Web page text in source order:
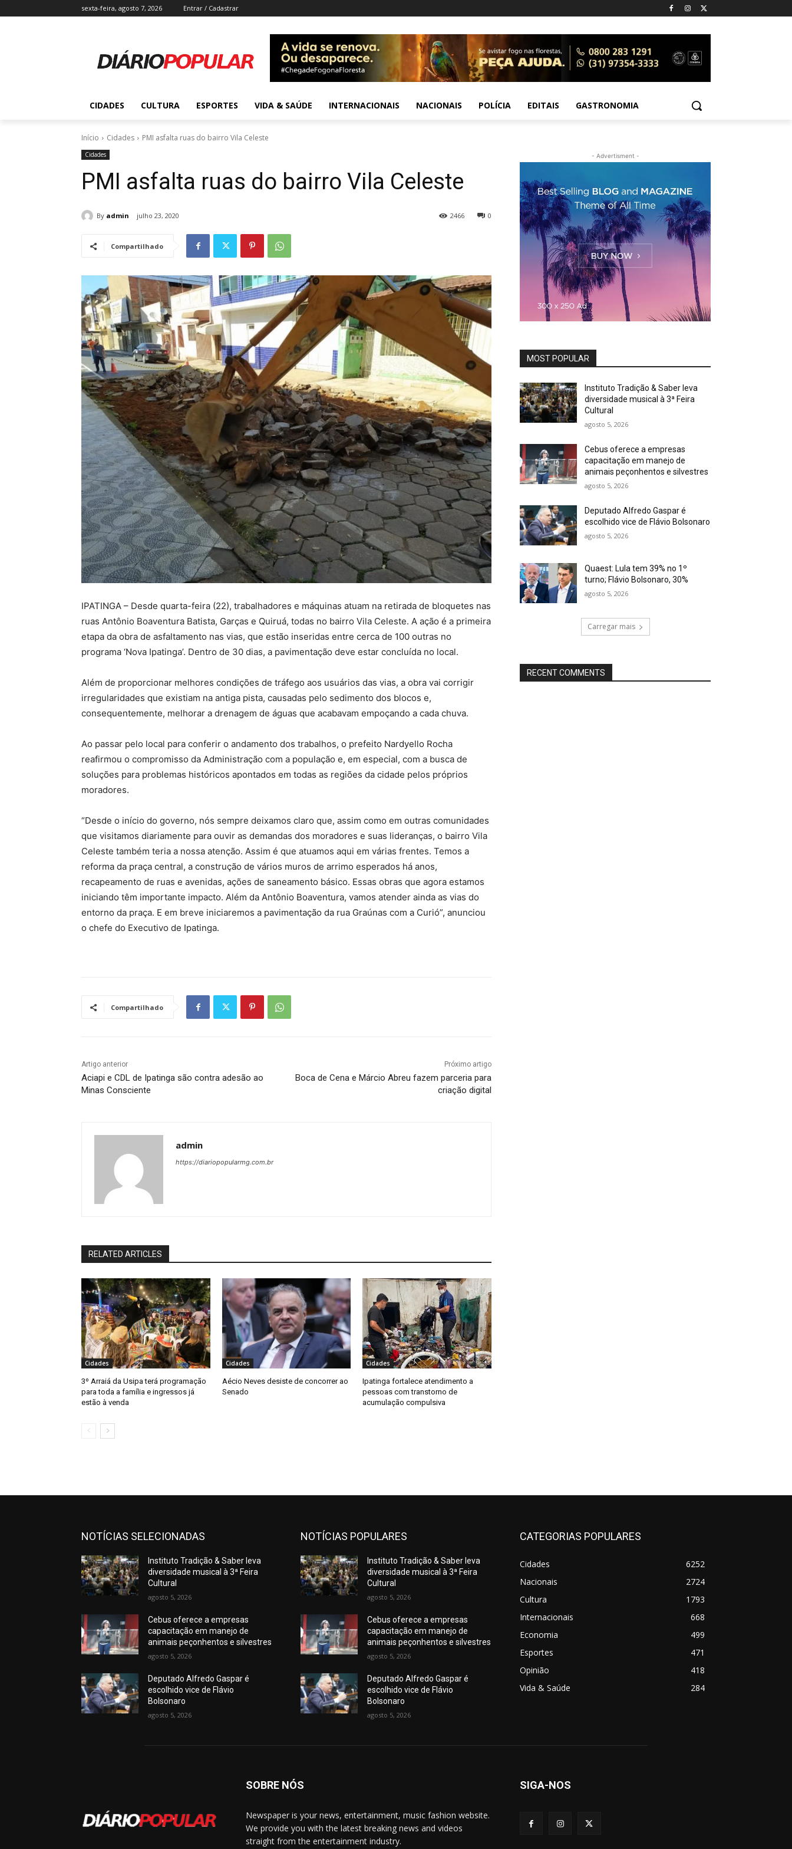
sexta-feira, agosto 7, 2026 Entrar / Cadastrar
CIDADES CULTURA ESPORTES VIDA & SAÚDE INTERNACIONAIS NACIONAIS POLÍCIA EDITAIS GASTRONOMIA
Início Cidades PMI asfalta ruas do bairro Vila Celeste
Cidades
PMI asfalta ruas do bairro Vila Celeste
By admin julho 23, 2020 0
2466
Compartilhado
IPATINGA – Desde quarta-feira (22), trabalhadores e máquinas atuam na retirada de bloquetes nas
ruas Antônio Boaventura Batista, Garças e Quiruá, todas no bairro Vila Celeste. A ação é a primeira
etapa da obra de asfaltamento nas vias, que estão inseridas entre cerca de 100 outras no
programa ‘Nova Ipatinga’. Dentro de 30 dias, a pavimentação deve estar concluída no local.
Além de proporcionar melhores condições de tráfego aos usuários das vias, a obra vai corrigir
irregularidades que existiam na antiga pista, causadas pelo sedimento dos blocos e,
consequentemente, melhorar a drenagem de águas que acabavam empoçando a cada chuva.
Ao passar pelo local para conferir o andamento dos trabalhos, o prefeito Nardyello Rocha
reafirmou o compromisso da Administração com a população e, em especial, com a busca de
soluções para problemas históricos apontados em todas as regiões da cidade pelos próprios
moradores.
“Desde o início do governo, nós sempre deixamos claro que, assim como em outras comunidades
que visitamos diariamente para ouvir as demandas dos moradores e suas lideranças, o bairro Vila
Celeste também teria a nossa atenção. Assim é que atuamos aqui em várias frentes. Temos a
reforma da praça central, a construção de vários muros de arrimo esperados há anos,
recapeamento de ruas e avenidas, ações de saneamento básico. Essas obras que agora estamos
iniciando têm importante impacto. Além da Antônio Boaventura, vamos atender ainda as vias do
entorno da praça. E em breve iniciaremos a pavimentação da rua Graúnas com a Curió”, anunciou
o chefe do Executivo de Ipatinga.
Compartilhado
Artigo anterior
Aciapi e CDL de Ipatinga são contra adesão ao
Minas Consciente
Próximo artigo
Boca de Cena e Márcio Abreu fazem parceria para
criação digital
admin
https://diariopopularmg.com.br
RELATED ARTICLES
Cidades
3º Arraiá da Usipa terá programação
para toda a família e ingressos já
estão à venda
Cidades
Aécio Neves desiste de concorrer ao
Senado
Cidades
Ipatinga fortalece atendimento a
pessoas com transtorno de
acumulação compulsiva
- Advertisment -
MOST POPULAR
Instituto Tradição & Saber leva
diversidade musical à 3ª Feira
Cultural
agosto 5, 2026
Cebus oferece a empresas
capacitação em manejo de
animais peçonhentos e silvestres
agosto 5, 2026
Deputado Alfredo Gaspar é
escolhido vice de Flávio Bolsonaro
agosto 5, 2026
Quaest: Lula tem 39% no 1º
turno; Flávio Bolsonaro, 30%
agosto 5, 2026
Carregar mais
RECENT COMMENTS
NOTÍCIAS SELECIONADAS
Instituto Tradição & Saber leva
diversidade musical à 3ª Feira
Cultural
agosto 5, 2026
Cebus oferece a empresas
capacitação em manejo de
animais peçonhentos e silvestres
agosto 5, 2026
Deputado Alfredo Gaspar é
escolhido vice de Flávio
Bolsonaro
agosto 5, 2026
NOTÍCIAS POPULARES
Instituto Tradição & Saber leva
diversidade musical à 3ª Feira
Cultural
agosto 5, 2026
Cebus oferece a empresas
capacitação em manejo de
animais peçonhentos e silvestres
agosto 5, 2026
Deputado Alfredo Gaspar é
escolhido vice de Flávio
Bolsonaro
agosto 5, 2026
CATEGORIAS POPULARES
Cidades
6252
Nacionais
2724
Cultura
1793
Internacionais
668
Economia
499
Esportes
471
Opinião
418
Vida & Saúde
284
SOBRE NÓS
Newspaper is your news, entertainment, music fashion website.
We provide you with the latest breaking news and videos
straight from the entertainment industry.
SIGA-NOS